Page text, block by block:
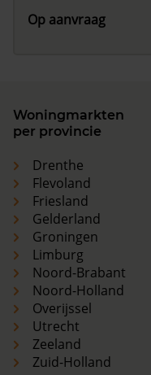
Op aanvraag
Woningmarkten
per provincie
Drenthe
Flevoland
Friesland
Gelderland
Groningen
Limburg
Noord-Brabant
Noord-Holland
Overijssel
Utrecht
Zeeland
Zuid-Holland